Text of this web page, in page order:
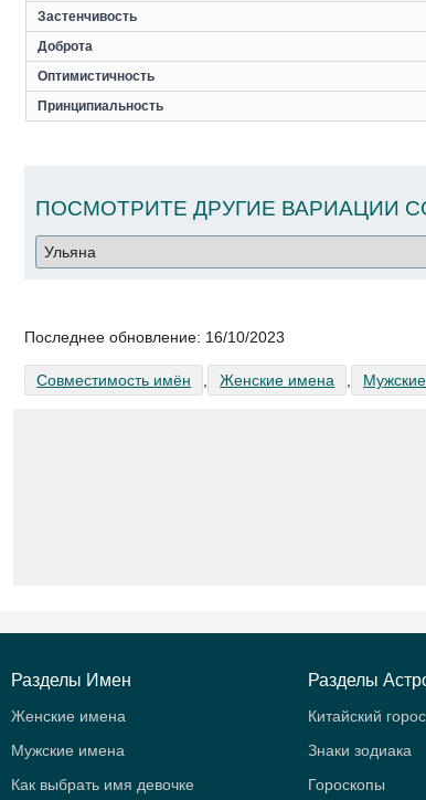
Застенчивость
Доброта
Оптимистичность
Принципиальность
ПОСМОТРИТЕ ДРУГИЕ ВАРИАЦИИ
Последнее обновление: 16/10/2023
Совместимость имён Женские имена
Разделы Имен
Женские имена
Мужские имена
Как выбрать имя девочке
Разделы
Китайский
Знаки зодиака
Гороскопы